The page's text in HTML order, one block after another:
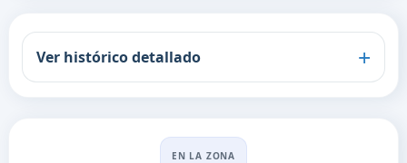
Ver histórico detallado
EN LA ZONA